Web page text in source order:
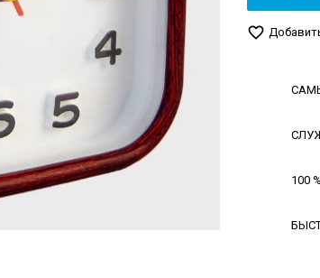
favorite_border
100